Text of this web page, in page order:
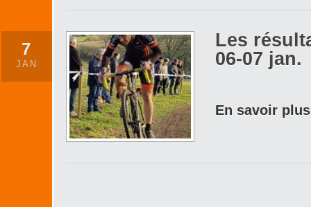
7
JAN
Les
06-07 jan.
En savoir plus